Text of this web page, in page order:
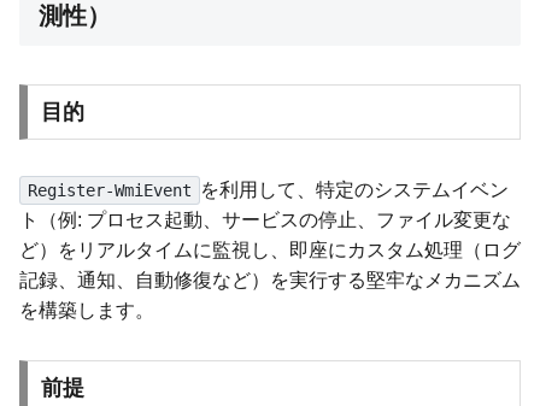
測性）
目的
Register-WmiEvent
を利用して、特定のシステムイベン
ト（例: プロセス起動、サービスの停止、ファイル変更な
ど）をリアルタイムに監視し、即座にカスタム処理（ログ
記録、通知、自動修復など）を実行する堅牢なメカニズム
を構築します。
前提